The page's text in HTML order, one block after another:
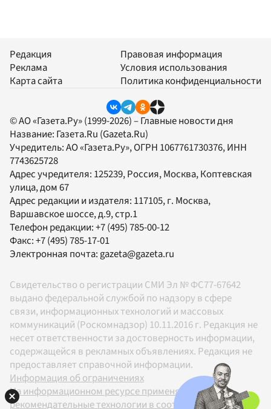
Редакция
Реклама
Карта сайта
Правовая информация
Условия использования
Политика конфиденциальности
© АО «Газета.Ру» (1999-2026) – Главные новости дня
Название: Газета.Ru (Gazeta.Ru)
Учредитель:АО «Газета.Ру», ОГРН 1067761730376, ИНН
7743625728
Адрес учредителя: 125239, Россия, Москва, Коптевская
улица, дом 67
Адрес редакции и издателя: 117105, г. Москва,
Варшавское шоссе, д.9, стр.1
Телефон редакции:+7 (495) 785-00-12
Факс:+7 (495) 785-17-01
Электронная почта:gazeta@gazeta.ru
Свидетельство о регистрации СМИ Эл № ФС77-67642
выдано федеральной службой по надзору в сфере
связи, информационных технологий и массовых
коммуникаций (Роскомнадзор) 10.11.2016 г. Редакция не
несет ответственности за достоверность информации,
содержащейся в рекламных объявлениях. Редакция не
предоставляет справочной информации.
Информация об ограничениях
На информационном ресурсе применяются
рекомендательные технологии в соответствии с